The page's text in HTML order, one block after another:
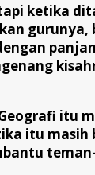
ketika
gurunya,
itu
itu masih